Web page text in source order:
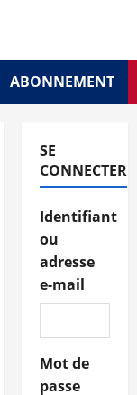
ABONNEMENT
SE
CONNECTER
Identifiant
ou
adresse
e-mail
Mot de
passe